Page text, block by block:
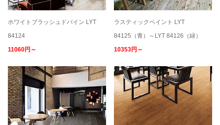
ホワイトブラッシュドパイン LYT
84124
11060円～
ラスティックペイント LYT
84125（青）～LYT 84126（緑）
10353円～